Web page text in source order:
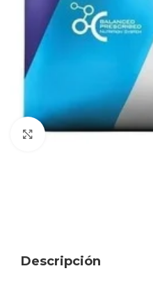
Haga clic para ampliar
Descripción